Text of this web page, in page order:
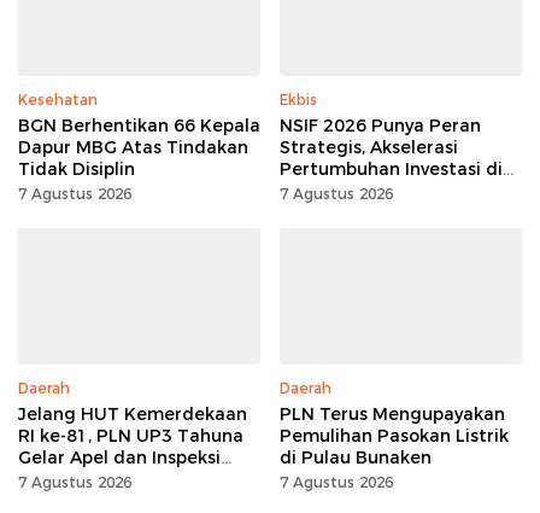
Kesehatan
BGN Berhentikan 66 Kepala
Dapur MBG Atas Tindakan
Tidak Disiplin
7 Agustus 2026
Ekbis
NSIF 2026 Punya Peran
Strategis, Akselerasi
Pertumbuhan Investasi di
Sulut
7 Agustus 2026
Daerah
Jelang HUT Kemerdekaan
RI ke-81, PLN UP3 Tahuna
Gelar Apel dan Inspeksi
Peralatan, Pastikan
7 Agustus 2026
Daerah
PLN Terus Mengupayakan
Pemulihan Pasokan Listrik
di Pulau Bunaken
7 Agustus 2026